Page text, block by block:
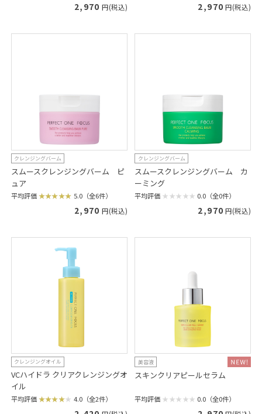
2,970 円(税込) 2,970 円(税込)
クレンジングバーム
スムースクレンジングバーム ピ
ュア
平均評価 5.0（全6件）
2,970 円(税込)
クレンジングバーム
スムースクレンジングバーム カ
ーミング
平均評価 0.0（全0件）
2,970 円(税込)
クレンジングオイル
VCハイドラ クリアクレンジングオ
イル
平均評価 4.0（全2件）
美容液
スキンクリアピールセラム
平均評価 0.0（全0件）